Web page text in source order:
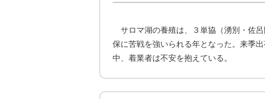
サロマ湖の養殖は、３単協（湧別・佐
保に苦戦を強いられる年となった。来季
中、着業者は不安を抱えている。